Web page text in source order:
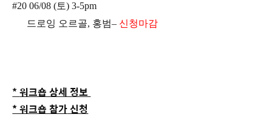
#20 06/08 (토) 3-5pm
드로잉 오르골, 홍범– 신청마감
*워크숍 상세 정보
* 워크숍 참가신청